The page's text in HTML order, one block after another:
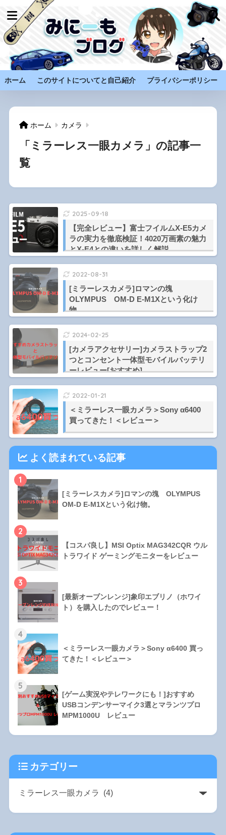
ホーム このサイトについてと自己紹介 プライバシーポリシー
ホーム カメラ
「ミラーレス一眼カメラ」の記事一
覧
2025-09-18
【完全レビュー】富士フイルムX-E5カメ
ラの実力を徹底検証！4020万画素の魅力
とX-E4との違いを詳しく解説
2022-08-31
[ミラーレスカメラ]ロマンの塊
OLYMPUS OM-D E-M1Xという化け
物。
2024-02-25
[カメラアクセサリー]カメラストラップ2
つとコンセント一体型モバイルバッテリ
ーレビュー[おすすめ]
2022-01-21
＜ミラーレス一眼カメラ＞Sony α6400
買ってきた！＜レビュー＞
よく読まれている記事
1
[ミラーレスカメラ]ロマンの塊 OLYMPUS
OM-D E-M1Xという化け物。
2
【コスパ良し】MSI Optix MAG342CQR ウル
トラワイド ゲーミングモニターをレビュー
3
[最新オーブンレンジ]象印エブリノ（ホワイ
ト）を購入したのでレビュー！
4
＜ミラーレス一眼カメラ＞Sony α6400 買っ
てきた！＜レビュー＞
5
[ゲーム実況やテレワークにも！]おすすめ
USBコンデンサーマイク3選とマランツプロ
MPM1000U レビュー
カテゴリー